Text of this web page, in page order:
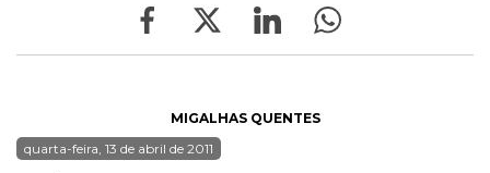
MIGALHAS QUENTES
quarta-feira, 13 de abril de 2011